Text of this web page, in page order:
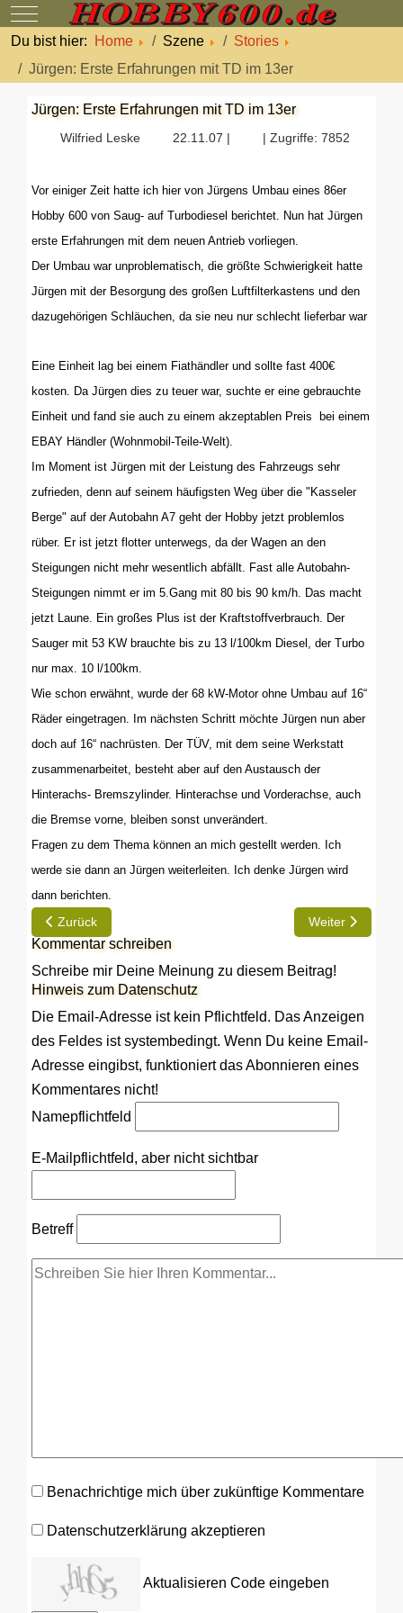
Mobile Menu Toggle
Du bist hier:
Home Szene
Stories
Jürgen: Erste Erfahrungen mit TD im 13er
Jürgen: Erste Erfahrungen mit TD im 13er
Wilfried Leske 22.11.07 | | Zugriffe: 7852
Vor einiger Zeit hatte ich hier von Jürgens Umbau eines 86er
Hobby 600 von Saug- auf Turbodiesel berichtet. Nun hat Jürgen
erste Erfahrungen mit dem neuen Antrieb vorliegen.
Der Umbau war unproblematisch, die größte Schwierigkeit hatte
Jürgen mit der Besorgung des großen Luftfilterkastens und den
dazugehörigen Schläuchen, da sie neu nur schlecht lieferbar war
Eine Einheit lag bei einem Fiathändler und sollte fast 400€
kosten. Da Jürgen dies zu teuer war, suchte er eine gebrauchte
Einheit und fand sie auch zu einem akzeptablen Preis
bei einem
EBAY Händler (Wohnmobil-Teile-Welt).
Im Moment ist Jürgen mit der Leistung des Fahrzeugs sehr
zufrieden, denn auf seinem häufigsten Weg über die "Kasseler
Berge" auf der Autobahn A7 geht der Hobby jetzt problemlos
rüber. Er ist jetzt flotter unterwegs, da der Wagen an den
Steigungen nicht mehr wesentlich abfällt. Fast alle Autobahn-
Steigungen nimmt er im 5.Gang mit 80 bis 90 km/h. Das macht
jetzt Laune. Ein großes Plus ist der Kraftstoffverbrauch. Der
Sauger mit 53 KW brauchte bis zu 13 l/100km Diesel, der Turbo
nur max. 10 l/100km.
Wie schon erwähnt, wurde der 68 kW-Motor ohne Umbau auf 16“
Räder eingetragen. Im nächsten Schritt möchte Jürgen nun aber
doch auf 16“ nachrüsten. Der TÜV, mit dem seine Werkstatt
zusammenarbeitet, besteht aber auf den Austausch der
Hinterachs- Bremszylinder. Hinterachse und Vorderachse, auch
die Bremse vorne, bleiben sonst unverändert.
Fragen zu dem Thema können an mich gestellt werden. Ich
werde sie dann an Jürgen weiterleiten. Ich denke Jürgen wird
dann berichten.
Vorheriger Beitrag: Bei der Transalp hat es gefunkt
Zurück Nächster
Weiter
Kommentar schreiben
Schreibe mir Deine Meinung zu diesem Beitrag!
Hinweis zum Datenschutz
Die Email-Adresse ist kein Pflichtfeld. Das Anzeigen
des Feldes ist systembedingt. Wenn Du keine Email-
Adresse eingibst, funktioniert das Abonnieren eines
Kommentares nicht!
Namepflichtfeld
E-Mail pflichtfeld, aber nicht sichtbar
Betreff
Benachrichtige mich über zukünftige Kommentare
Datenschutzerklärung akzeptieren
Aktualisieren Code eingeben